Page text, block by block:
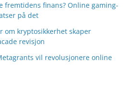
fremtidens finans? Online gaming-
på det
om kryptosikkerhet skaper
revisjon
vil revolusjonere online